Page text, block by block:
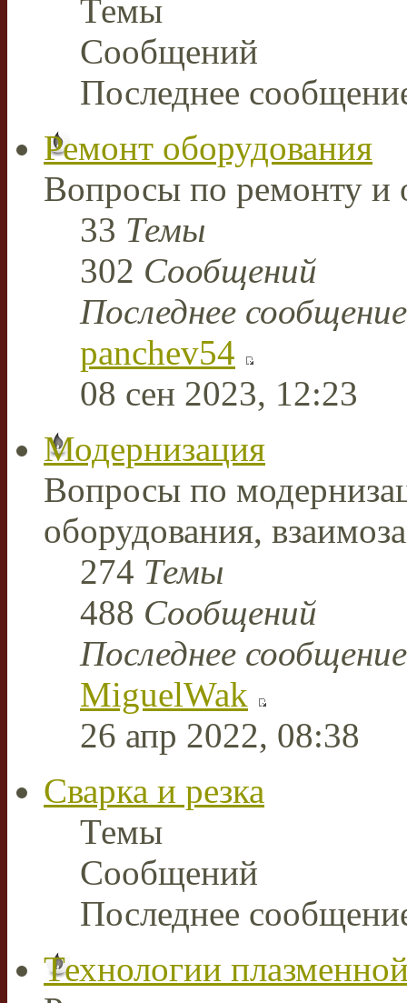
Темы
Сообщений
Последнее
Ремонт оборудования
Вопросы по ремонту и
33 Темы
302 Сообщений
Последнее сообщение
panchev54
08 сен 2023, 12:23
Модернизация
Вопросы по
оборудования,
274 Темы
488 Сообщений
Последнее сообщение
MiguelWak
26 апр 2022, 08:38
Сварка и резка
Темы
Сообщений
Последнее
Технологии